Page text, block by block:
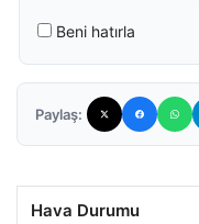
Beni hatırla
Paylaş:
Hava Durumu